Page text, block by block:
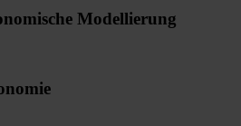
Modellierung